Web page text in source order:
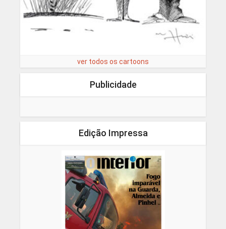
ver todos os cartoons
Publicidade
Edição Impressa